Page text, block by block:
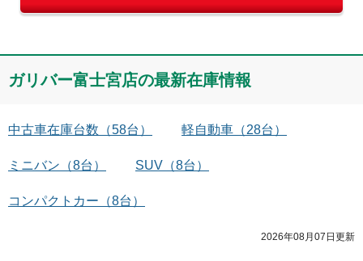
ガリバー富士宮店の最新在庫情報
中古車在庫台数 （58台） 軽自動車 （28台）
ミニバン （8台） SUV （8台）
コンパクトカー （8台）
2026年08月07日更新